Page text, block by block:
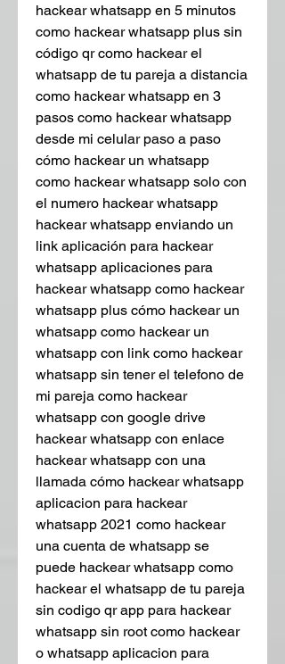
hackear whatsapp en 5 minutos
como hackear whatsapp plus sin
código qr como hackear el
whatsapp de tu pareja a distancia
como hackear whatsapp en 3
pasos como hackear whatsapp
desde mi celular paso a paso
cómo hackear un whatsapp
como hackear whatsapp solo con
el numero hackear whatsapp
hackear whatsapp enviando un
link aplicación para hackear
whatsapp aplicaciones para
hackear whatsapp como hackear
whatsapp plus cómo hackear un
whatsapp como hackear un
whatsapp con link como hackear
whatsapp sin tener el telefono de
mi pareja como hackear
whatsapp con google drive
hackear whatsapp con enlace
hackear whatsapp con una
llamada cómo hackear whatsapp
aplicacion para hackear
whatsapp 2021 como hackear
una cuenta de whatsapp se
puede hackear whatsapp como
hackear el whatsapp de tu pareja
sin codigo qr app para hackear
whatsapp sin root como hackear
o whatsapp aplicacion para